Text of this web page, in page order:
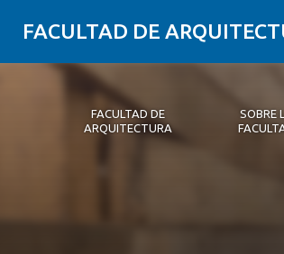
FACULTAD DE
FACULTAD DE
ARQUITECTURA
SOBRE